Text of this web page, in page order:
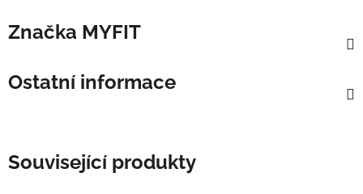
Značka MYFIT
Ostatní informace
Související produkty